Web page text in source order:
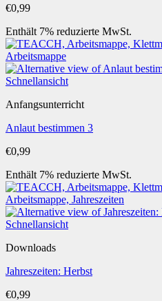
€0,99
Enthält 7% reduzierte MwSt.
Schnellansicht
Anfangsunterricht
Anlaut bestimmen 3
€0,99
Enthält 7% reduzierte MwSt.
Schnellansicht
Downloads
Jahreszeiten: Herbst
€0,99